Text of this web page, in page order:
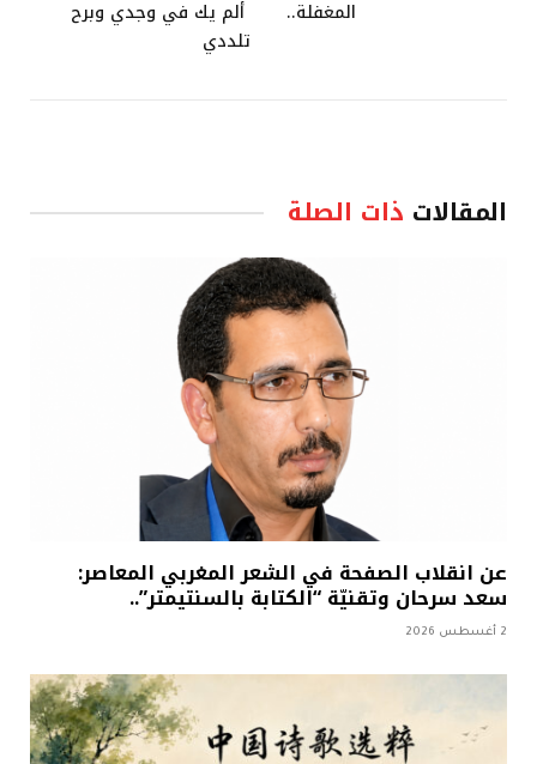
المغفلة..
ألم يك في وجدي وبرح
تلددي
المقالات ذات الصلة
عن انقلاب الصفحة في الشعر المغربي المعاصر:
سعد سرحان وتقنيّة “الكتابة بالسنتيمتر”..
2 أغسطس 2026